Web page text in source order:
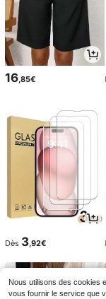
16 ,85€
Dès 3,92€
Nous utilisons des cookies
vous fournir le service que